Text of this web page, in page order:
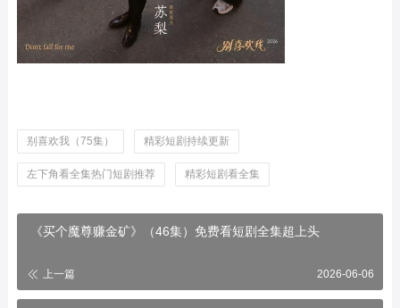
别喜欢我（75集） 精彩短剧持续更新
左下角看全集热门短剧推荐 精彩短剧看全集
《买个魔尊赚金矿》（46集）免费看短剧全集超上头
上一篇 2026-06-06